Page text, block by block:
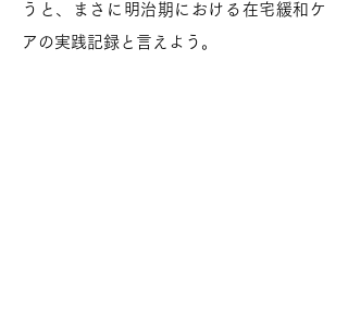
うと、まさに明治期における在宅緩和ケ
アの実践記録と言えよう。